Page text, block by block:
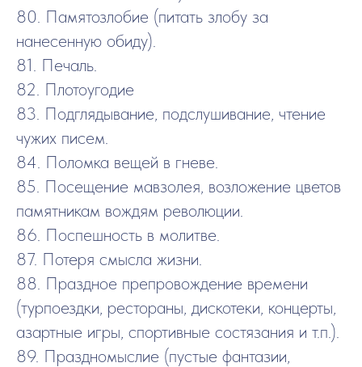
80. Памятозлобие (питать злобу за
нанесенную обиду).
81. Печаль.
82. Плотоугодие
83. Подглядывание, подслушивание, чтение
чужих писем.
84. Поломка вещей в гневе.
85. Посещение мавзолея, возложение цветов
памятникам вождям революции.
86. Поспешность в молитве.
87. Потеря смысла жизни.
88. Праздное препровождение времени
(турпоездки, рестораны, дискотеки, концерты,
азартные игры, спортивные состязания и т.п.).
89. Праздномыслие (пустые фантазии,